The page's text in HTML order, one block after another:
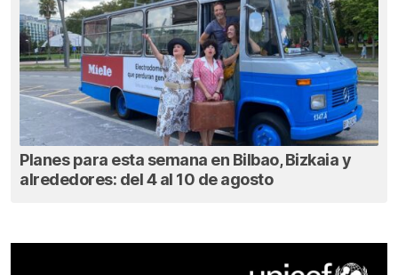
Planes para esta semana en Bilbao, Bizkaia y
alrededores: del 4 al 10 de agosto